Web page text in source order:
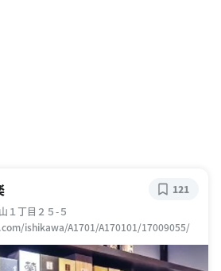
１丁目２５-５
ishikawa/A1701/A170101/17009055/
121